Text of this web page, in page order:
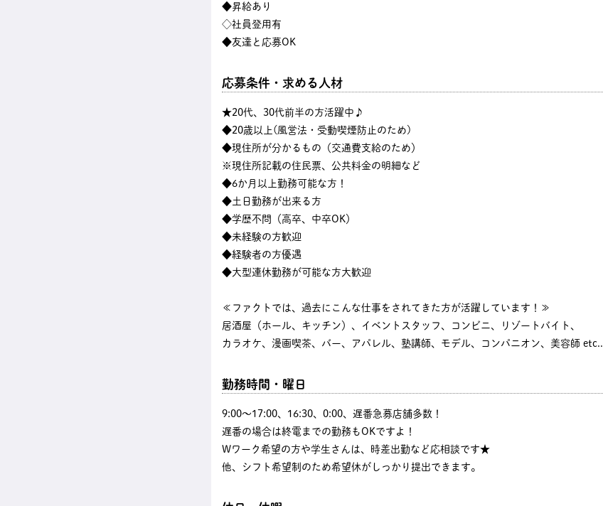
◆昇給あり
◇社員登用有
◆友達と応募OK
応募条件・求める人材
★20代、30代前半の方活躍中♪
◆20歳以上(風営法・受動喫煙防止のため)
◆現住所が分かるもの（交通費支給のため）
※現住所記載の住民票、公共料金の明細など
◆6か月以上勤務可能な方！
◆土日勤務が出来る方
◆学歴不問（高卒、中卒OK）
◆未経験の方歓迎
◆経験者の方優遇
◆大型連休勤務が可能な方大歓迎
≪ファクトでは、過去にこんな仕事をされてきた方が活躍しています！≫
居酒屋（ホール、キッチン）、イベントスタッフ、コンビニ、リゾートバイト、
カラオケ、漫画喫茶、バー、アパレル、塾講師、モデル、コンパニオン、美容師 etc..
勤務時間・曜日
9:00〜17:00、16:30、0:00、遅番急募店舗多数！
遅番の場合は終電までの勤務もOKですよ！
Wワーク希望の方や学生さんは、時差出勤など応相談です★
他、シフト希望制のため希望休がしっかり提出できます。